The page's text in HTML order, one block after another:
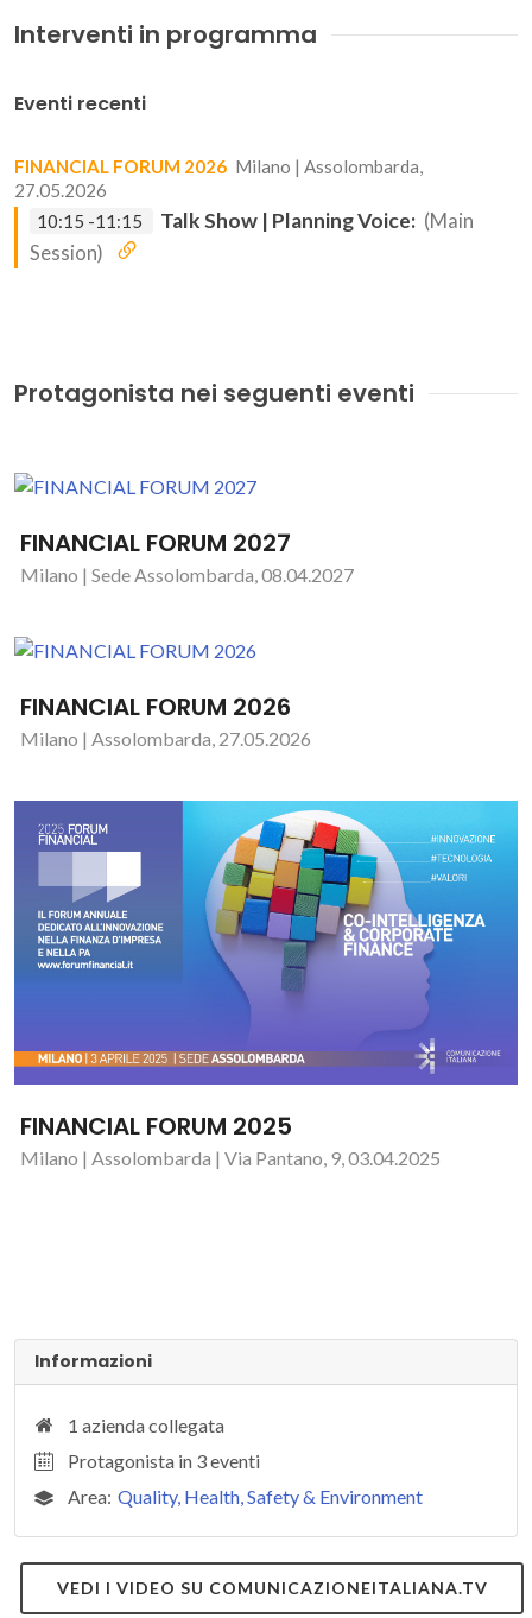
Interventi in programma
Eventi recenti
FINANCIAL FORUM 2026 Milano | Assolombarda,
27.05.2026
10:15 -11:15
Talk Show | Planning Voice: (Main
Session)
Protagonista nei seguenti eventi
FINANCIAL FORUM 2027
Milano | Sede Assolombarda, 08.04.2027
FINANCIAL FORUM 2026
Milano | Assolombarda, 27.05.2026
FINANCIAL FORUM 2025
Milano | Assolombarda | Via Pantano, 9, 03.04.2025
Informazioni
1 azienda collegata
Protagonista in 3 eventi
Area: Quality, Health, Safety & Environment
VEDI I VIDEO SU COMUNICAZIONEITALIANA.TV